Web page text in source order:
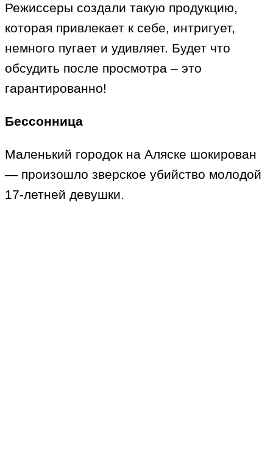
Режиссеры создали такую продукцию,
которая привлекает к себе, интригует,
немного пугает и удивляет. Будет что
обсудить после просмотра – это
гарантированно!
Бессонница
Маленький городок на Аляске шокирован
— произошло зверское убийство молодой
17-летней девушки.